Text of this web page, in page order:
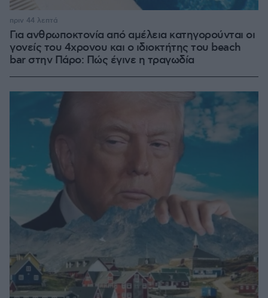
Για ανθρωποκτονία από αμέλεια κατηγορούνται οι
γονείς του 4χρονου και ο ιδιοκτήτης του beach
bar στην Πάρο: Πώς έγινε η τραγωδία
πριν 44 λεπτά